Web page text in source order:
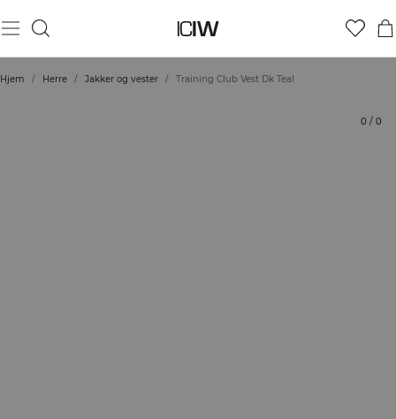
Hjem / Herre / Jakker og vester / Training Club Vest Dk Teal
0 / 0